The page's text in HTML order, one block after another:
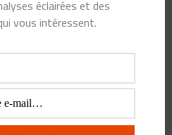
crypto
Crypto Yuan
Artificielle
Jack Ma
éclairées et des
vous intéressent.